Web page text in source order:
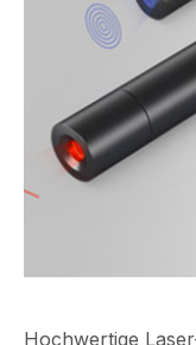
Hochwertige